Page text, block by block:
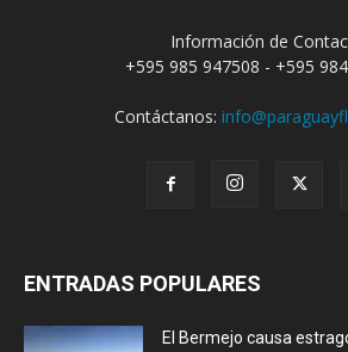
Información de
+595 985 947508 - +595
Contáctanos:
ENTRADAS POPULARES
El Bermejo causa